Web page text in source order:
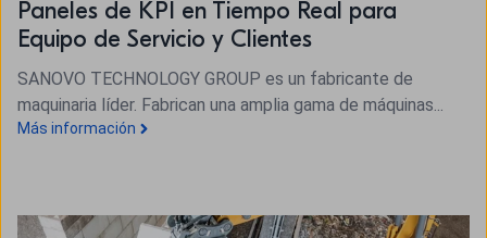
Paneles de KPI en Tiempo Real para
Equipo de Servicio y Clientes
SANOVO TECHNOLOGY GROUP es un fabricante de
maquinaria líder. Fabrican una amplia gama de máquinas...
Más información